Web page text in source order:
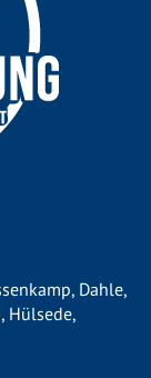
, Dahle,
, Hülsede,